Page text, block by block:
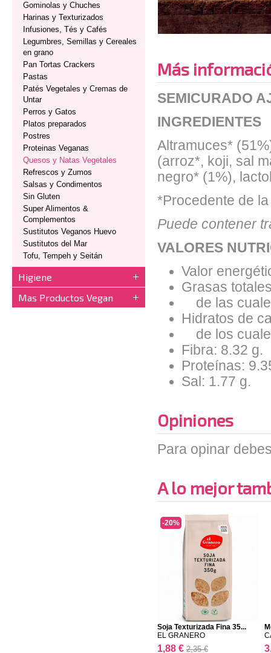
Gominolas y Chuches
Harinas y Texturizados
Infusiones, Tés y Cafés
Legumbres, Semillas y Cereales
en grano
Pan Tortas Crackers
Pastas
Patés Vegetales y Cremas de
Untar
Perros y Gatos
Platos preparados
Postres
Proteinas Veganas
Quesos y Natas Vegetales
Refrescos y Zumos
Salsas y Condimentos
Sin Gluten
Super Alimentos &
Complementos
Sustitutos Veganos Huevo
Sustitutos del Mar
Tofu, Tempeh y Seitán
Higiene
Mas Productos Vegan
Más
SEMICURADO
INGREDIENTES
Altramuces*
(arroz*, koji, sal
negro* (1%),
*Procedente de
Puede contener
VALORES
Valor
Grasas
de las
Hidratos de
de los
Fibra: 8.32 g.
Proteínas:
Sal: 1.77 g.
Opiniones
Para opinar
A lo mejor
Soja Texturizada Fina 35...
EL GRANERO
1,88 € 2,35 €
-20%